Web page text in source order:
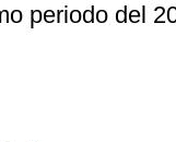
periodo del